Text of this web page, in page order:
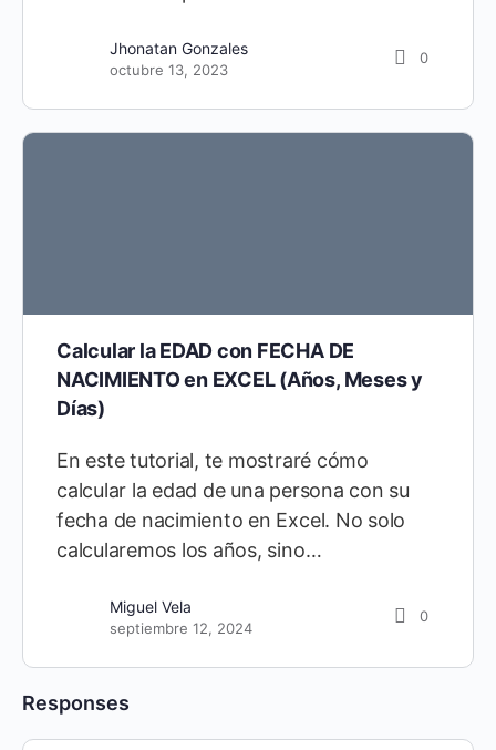
Jhonatan Gonzales
octubre 13, 2023
0
Calcular la EDAD con FECHA DE
NACIMIENTO en EXCEL (Años, Meses y
Días)
En este tutorial, te mostraré cómo
calcular la edad de una persona con su
fecha de nacimiento en Excel. No solo
calcularemos los años, sino…
Miguel Vela
septiembre 12, 2024
0
Responses